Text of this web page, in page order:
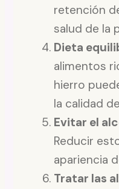
retención
salud de la
Dieta
alimentos
hierro
la calidad
Evitar el
Reducir
apariencia
Tratar las